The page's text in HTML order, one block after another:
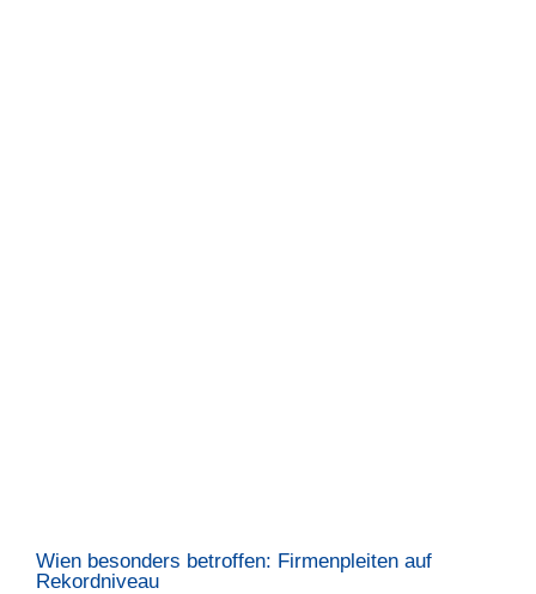
Wien besonders betroffen: Firmenpleiten auf
Rekordniveau